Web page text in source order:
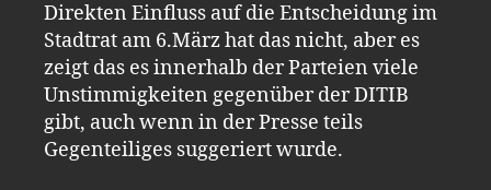
Direkten Einfluss auf die Entscheidung im
Stadtrat am 6.März hat das nicht, aber es
zeigt das es innerhalb der Parteien viele
Unstimmigkeiten gegenüber der DITIB
gibt, auch wenn in der Presse teils
Gegenteiliges suggeriert wurde.